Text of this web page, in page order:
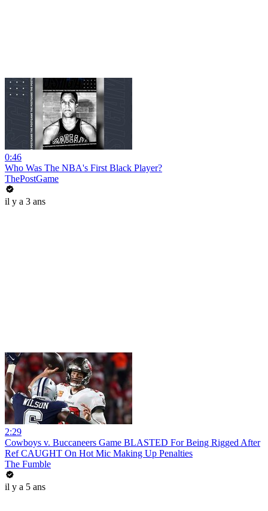
0:46
Who Was The NBA's First Black Player?
ThePostGame
il y a 3 ans
2:29
Cowboys v. Buccaneers Game BLASTED For Being Rigged After
Ref CAUGHT On Hot Mic Making Up Penalties
The Fumble
il y a 5 ans